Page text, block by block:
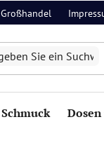
Großhandel
Schmuck